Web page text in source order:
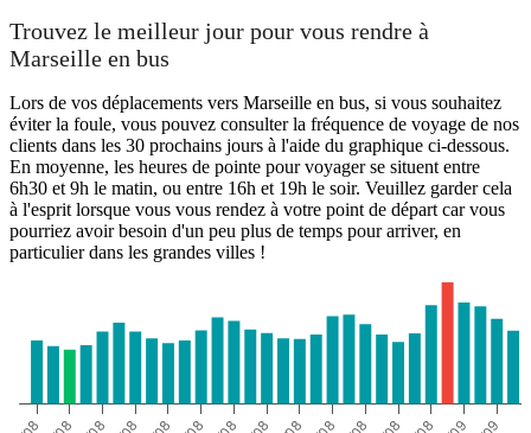
Trouvez le meilleur jour pour vous rendre à
Marseille en bus
Lors de vos déplacements vers Marseille en bus, si vous souhaitez
éviter la foule, vous pouvez consulter la fréquence de voyage de nos
clients dans les 30 prochains jours à l'aide du graphique ci-dessous.
En moyenne, les heures de pointe pour voyager se situent entre
6h30 et 9h le matin, ou entre 16h et 19h le soir. Veuillez garder cela
à l'esprit lorsque vous vous rendez à votre point de départ car vous
pourriez avoir besoin d'un peu plus de temps pour arriver, en
particulier dans les grandes villes !